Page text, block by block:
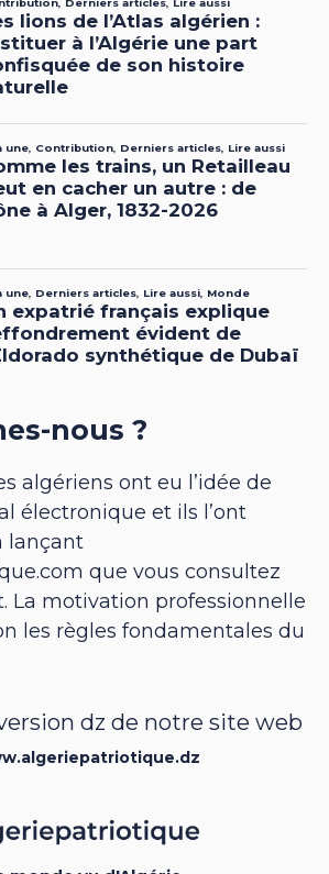
nous ?
algériens ont eu l’idée de
électronique et ils l’ont
lançant
que vous consultez
La motivation professionnelle
les règles fondamentales du
dz de notre site web